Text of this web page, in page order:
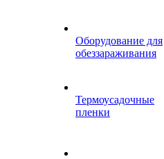
Оборудование для
обеззараживания
Термоусадочные
пленки